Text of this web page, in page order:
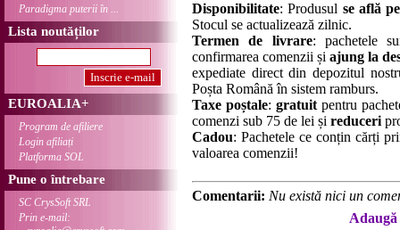
Paradigma puterii în ...
Lista noutăților
EUROALIA+
Program de afiliere
Login afiliați
Platforma SOL
Pune o întrebare
SC CrysSoft SRL
Prin e-mail:
Disponibilitate: Produsul se află
Stocul se actualizează zilnic.
Termen de livrare: pachetele
confirmarea comenzii șiajung la
expediate direct din depozitul
Poșta Română în sistem ramburs.
Taxe poștale: gratuitpentru
comenzi sub 75 de lei și reduceri
Cadou: Pachetele ce conțin cărți
valoarea comenzii!
Comentarii: Nu există nici un